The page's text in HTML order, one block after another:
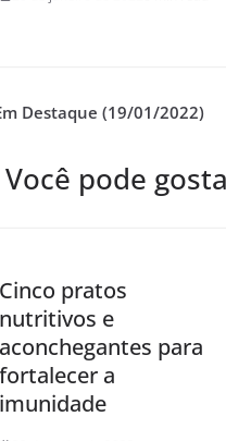
Destaque (19/01/2022)
Você pode
Cinco pratos
nutritivos e
aconchegantes para
fortalecer a
imunidade